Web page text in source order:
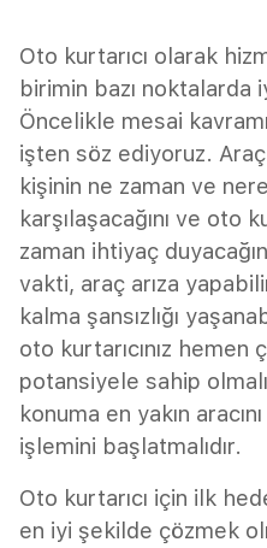
Oto kurtarıcı olarak
birimin bazı noktalarda
Öncelikle mesai
işten söz ediyoruz.
kişinin ne zaman ve
karşılaşacağını ve oto
zaman ihtiyaç
vakti, araç arıza
kalma şansızlığı
oto kurtarıcınız
potansiyele sahip
konuma en yakın
işlemini başlatmalıdır.
Oto kurtarıcı için ilk
en iyi şekilde çözmek